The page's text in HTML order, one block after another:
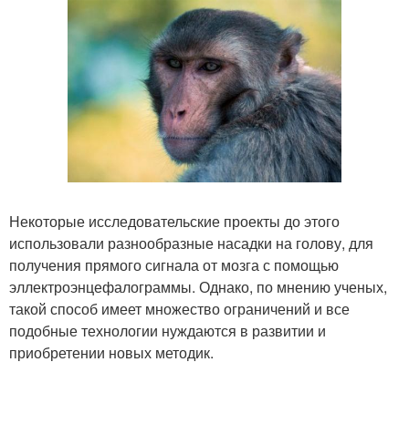
Некоторые исследовательские проекты до этого
использовали разнообразные насадки на голову, для
получения прямого сигнала от мозга с помощью
эллектроэнцефалограммы. Однако, по мнению ученых,
такой способ имеет множество ограничений и все
подобные технологии нуждаются в развитии и
приобретении новых методик.